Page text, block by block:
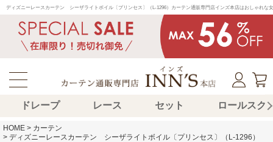
ディズニーレースカーテン　シーザライトボイル〔プリンセス〕（L-1296）カーテン通販専門店インズ本店はおしゃれ
ドレープ レース セット ロールスク
HOME
カーテン
ディズニーレースカーテン シーザライトボイル〔プリンセス〕（L-1296）